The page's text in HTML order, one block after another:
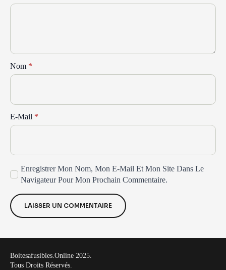
Nom *
E-Mail *
Enregistrer Mon Nom, Mon E-Mail Et Mon Site Dans Le
Navigateur Pour Mon Prochain Commentaire.
Boitesafusibles.online 2025.
Tous Droits Réservés.